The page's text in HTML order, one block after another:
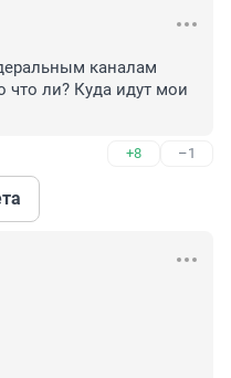
каналам
ли? Куда идут мои
+8 –1